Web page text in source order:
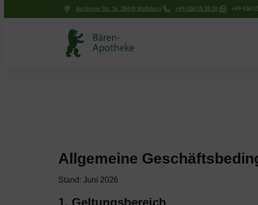
Reislinger Str. 16, 38446 Wolfsburg +49-5361/5 35 28 +49-5361/
Allgemeine
Stand: Juni 2026
1. Geltungsbereich